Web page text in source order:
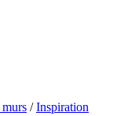
/Inspiration